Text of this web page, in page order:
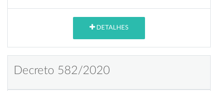
DETALHES
Decreto 582/2020